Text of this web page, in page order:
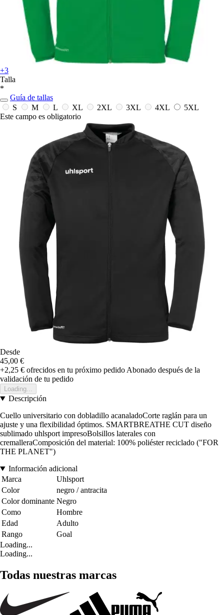
+3
Talla
*
Guía de tallas
S
M L XL 2XL 3XL 4XL
5XL
Este campo es obligatorio
Desde
45,00 €
+2,25 € ofrecidos en tu próximo pedido Abonado después de la
validación de tu pedido
Loading...
Descripción
Cuello universitario con dobladillo acanaladoCorte raglán para un
ajuste y una flexibilidad óptimos. SMARTBREATHE CUT diseño
sublimado uhlsport impresoBolsillos laterales con
cremalleraComposición del material: 100% poliéster reciclado ("FOR
THE PLANET")
Información adicional
Marca
Uhlsport
Color
negro / antracita
Color dominante Negro
Como
Hombre
Edad
Adulto
Rango
Goal
Loading...
Loading...
Todas nuestras marcas